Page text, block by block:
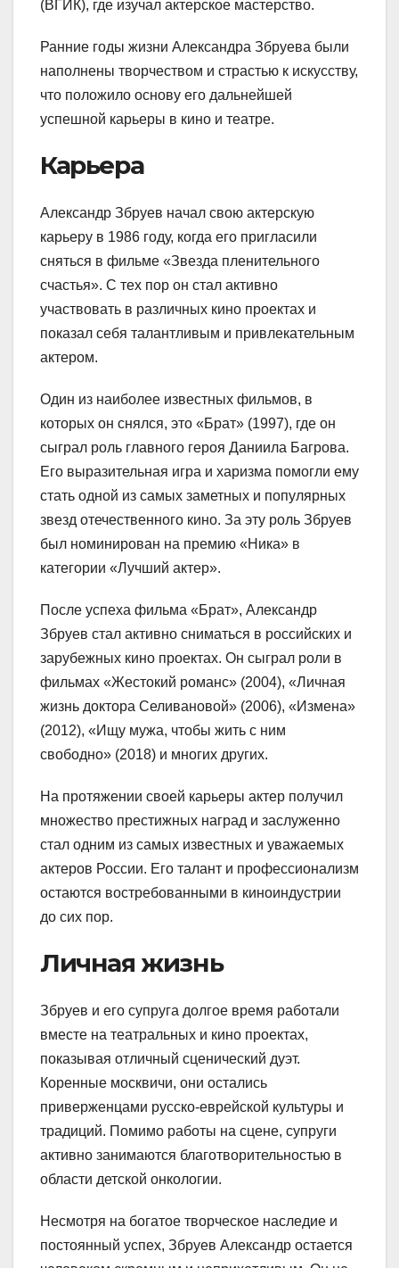
(ВГИК), где изучал актерское мастерство.
Ранние годы жизни Александра Збруева были
наполнены творчеством и страстью к искусству,
что положило основу его дальнейшей
успешной карьеры в кино и театре.
Карьера
Александр Збруев начал свою актерскую
карьеру в 1986 году, когда его пригласили
сняться в фильме «Звезда пленительного
счастья». С тех пор он стал активно
участвовать в различных кино проектах и
показал себя талантливым и привлекательным
актером.
Один из наиболее известных фильмов, в
которых он снялся, это «Брат» (1997), где он
сыграл роль главного героя Даниила Багрова.
Его выразительная игра и харизма помогли ему
стать одной из самых заметных и популярных
звезд отечественного кино. За эту роль Збруев
был номинирован на премию «Ника» в
категории «Лучший актер».
После успеха фильма «Брат», Александр
Збруев стал активно сниматься в российских и
зарубежных кино проектах. Он сыграл роли в
фильмах «Жестокий романс» (2004), «Личная
жизнь доктора Селивановой» (2006), «Измена»
(2012), «Ищу мужа, чтобы жить с ним
свободно» (2018) и многих других.
На протяжении своей карьеры актер получил
множество престижных наград и заслуженно
стал одним из самых известных и уважаемых
актеров России. Его талант и профессионализм
остаются востребованными в киноиндустрии
до сих пор.
Личная жизнь
Збруев и его супруга долгое время работали
вместе на театральных и кино проектах,
показывая отличный сценический дуэт.
Коренные москвичи, они остались
приверженцами русско-еврейской культуры и
традиций. Помимо работы на сцене, супруги
активно занимаются благотворительностью в
области детской онкологии.
Несмотря на богатое творческое наследие и
постоянный успех, Збруев Александр остается